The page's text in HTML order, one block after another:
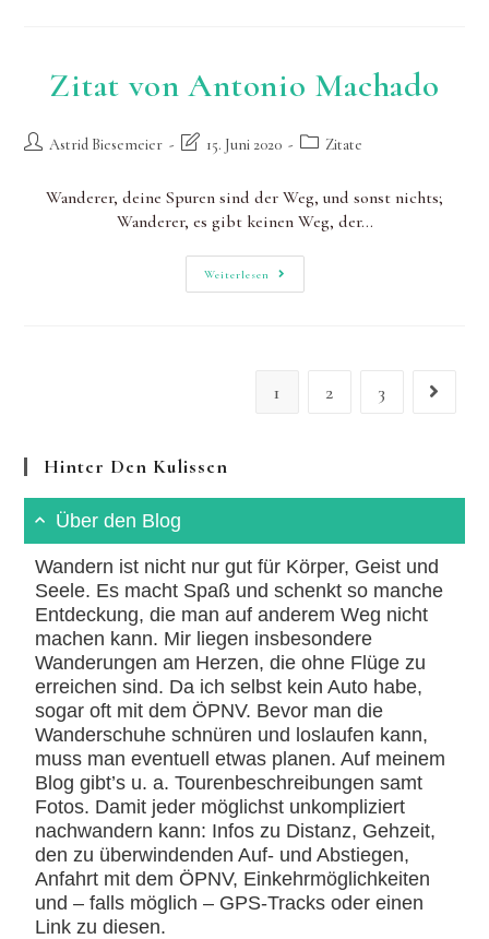
Zitat von Antonio Machado
Beitrags-Astrid Biesemeier
Beitrag15. Juni 2020
Beitrags-
Zitate
Wanderer, deine Spuren sind der Weg, und sonst nichts;
Wanderer, es gibt keinen Weg, der…
Weiterlesen
Zitat
Von
1 2 3 Gehe zur
Hinter Den Kulissen
Über den Blog
Wandern ist nicht nur gut für Körper, Geist und
Seele. Es macht Spaß und schenkt so manche
Entdeckung, die man auf anderem Weg nicht
machen kann. Mir liegen insbesondere
Wanderungen am Herzen, die ohne Flüge zu
erreichen sind. Da ich selbst kein Auto habe,
sogar oft mit dem ÖPNV. Bevor man die
Wanderschuhe schnüren und loslaufen kann,
muss man eventuell etwas planen. Auf meinem
Blog gibt’s u. a. Tourenbeschreibungen samt
Fotos. Damit jeder möglichst unkompliziert
nachwandern kann: Infos zu Distanz, Gehzeit,
den zu überwindenden Auf- und Abstiegen,
Anfahrt mit dem ÖPNV, Einkehrmöglichkeiten
und – falls möglich – GPS-Tracks oder einen
Link zu diesen.